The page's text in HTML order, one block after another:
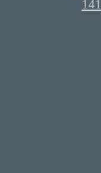
141